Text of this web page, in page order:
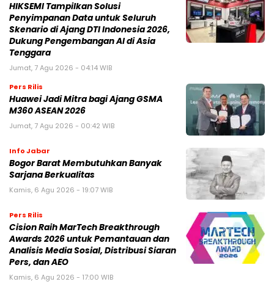
HIKSEMI Tampilkan Solusi
Penyimpanan Data untuk Seluruh
Skenario di Ajang DTI Indonesia 2026,
Dukung Pengembangan AI di Asia
Tenggara
Jumat, 7 Agu 2026 - 04:14 WIB
Pers Rilis
Huawei Jadi Mitra bagi Ajang GSMA
M360 ASEAN 2026
Jumat, 7 Agu 2026 - 00:42 WIB
Info Jabar
Bogor Barat Membutuhkan Banyak
Sarjana Berkualitas
Kamis, 6 Agu 2026 - 19:07 WIB
Pers Rilis
Cision Raih MarTech Breakthrough
Awards 2026 untuk Pemantauan dan
Analisis Media Sosial, Distribusi Siaran
Pers, dan AEO
Kamis, 6 Agu 2026 - 17:00 WIB